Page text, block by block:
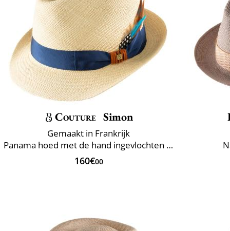
Couture Simon
Gemaakt in Frankrijk
Panama hoed met de hand ingevlochten Ecuador
160€00